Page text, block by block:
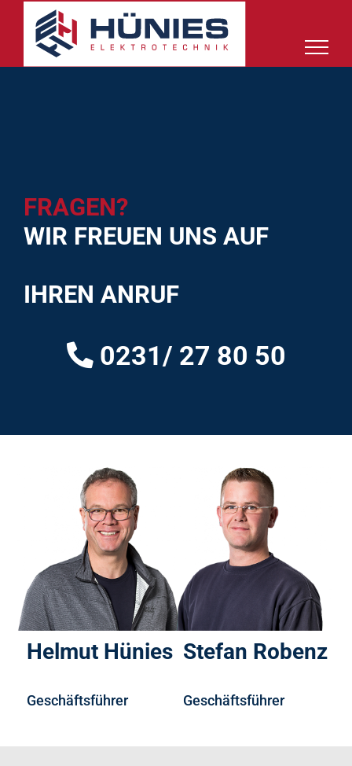
content
FRAGEN?
WIR FREUEN UNS AUF
IHREN ANRUF
0231/ 27 80 50
Helmut Hünies
Geschäftsführer
Stefan Robenz
Geschäftsführer